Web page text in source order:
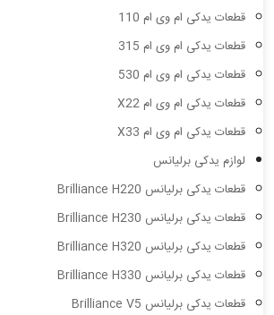
قطعات یدکی ام وی ام 110
قطعات یدکی ام وی ام 315
قطعات یدکی ام وی ام 530
قطعات یدکی ام وی ام X22
قطعات یدکی ام وی ام X33
لوازم یدکی برلیانس
قطعات یدکی برلیانس Brilliance H220
قطعات یدکی برلیانس Brilliance H230
قطعات یدکی برلیانس Brilliance H320
قطعات یدکی برلیانس Brilliance H330
قطعات یدکی برلیانس Brilliance V5